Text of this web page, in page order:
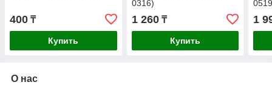
400 ₸
Купить
0316)
1 260₸
Купить
1
О нас